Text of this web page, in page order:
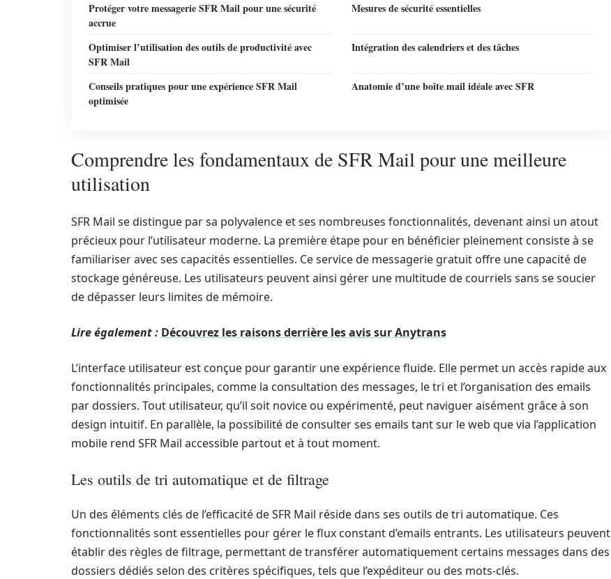
Protéger votre messagerie SFR Mail pour une sécurité
accrue
Mesures de sécurité essentielles
Optimiser l’utilisation des outils de productivité avec
SFR Mail
Intégration des calendriers et des tâches
Conseils pratiques pour une expérience SFR Mail
optimisée
Anatomie d’une boîte mail idéale avec SFR
Comprendre les fondamentaux de SFR Mail pour une meilleure
utilisation
SFR Mail se distingue par sa polyvalence et ses nombreuses fonctionnalités, devenant ainsi un atout
précieux pour l’utilisateur moderne. La première étape pour en bénéficier pleinement consiste à se
familiariser avec ses capacités essentielles. Ce service de messagerie gratuit offre une capacité de
stockage généreuse. Les utilisateurs peuvent ainsi gérer une multitude de courriels sans se soucier
de dépasser leurs limites de mémoire.
Lire également : Découvrez les raisons derrière les avis sur Anytrans
L’interface utilisateur est conçue pour garantir une expérience fluide. Elle permet un accès rapide aux
fonctionnalités principales, comme la consultation des messages, le tri et l’organisation des emails
par dossiers. Tout utilisateur, qu’il soit novice ou expérimenté, peut naviguer aisément grâce à son
design intuitif. En parallèle, la possibilité de consulter ses emails tant sur le web que via l’application
mobile rend SFR Mail accessible partout et à tout moment.
Les outils de tri automatique et de filtrage
Un des éléments clés de l’efficacité de SFR Mail réside dans ses outils de tri automatique. Ces
fonctionnalités sont essentielles pour gérer le flux constant d’emails entrants. Les utilisateurs peuvent
établir des règles de filtrage, permettant de transférer automatiquement certains messages dans des
dossiers dédiés selon des critères spécifiques, tels que l’expéditeur ou des mots-clés.